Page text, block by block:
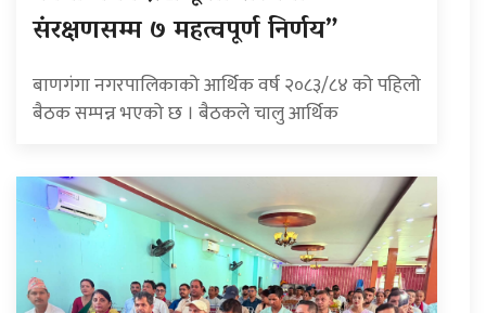
संरक्षणसम्म ७ महत्वपूर्ण निर्णय”
बाणगंगा नगरपालिकाको आर्थिक वर्ष २०८३/८४ को पहिलो
बैठक सम्पन्न भएको छ । बैठकले चालु आर्थिक